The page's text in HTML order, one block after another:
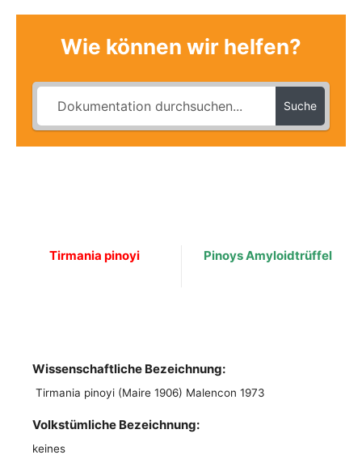
Wie können wir helfen?
Suche
Tirmania pinoyi Pinoys Amyloidtrüffel
Wissenschaftliche Bezeichnung:
Tirmania pinoyi (Maire 1906) Malencon 1973
Volkstümliche Bezeichnung:
keines